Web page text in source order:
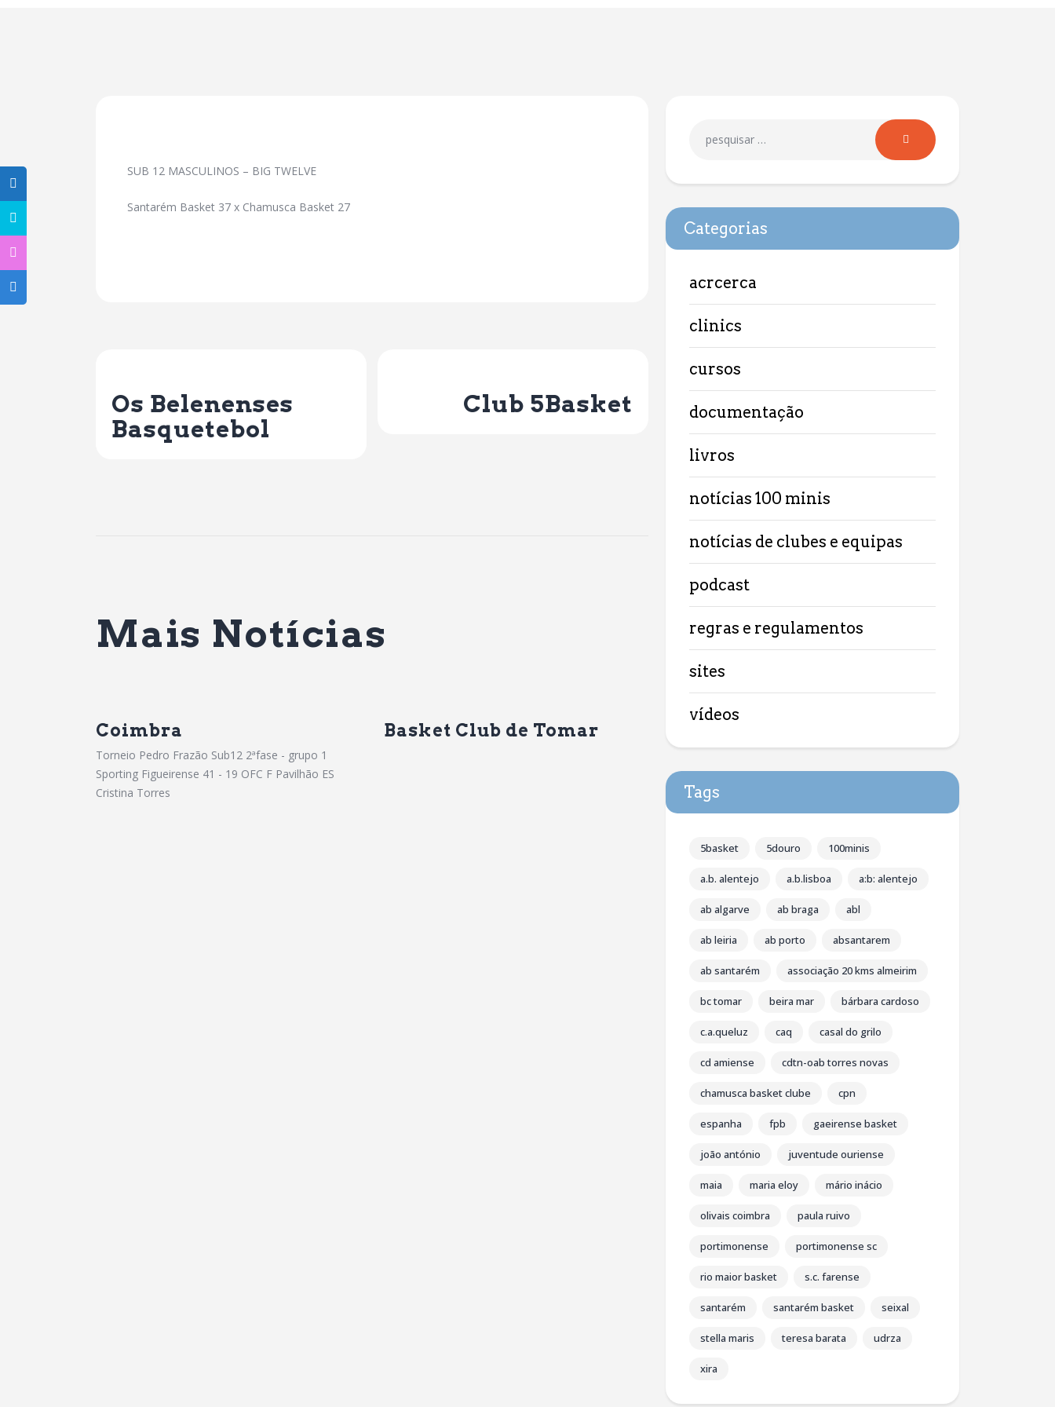
SUB 12 MASCULINOS – BIG TWELVE
Santarém Basket 37 x Chamusca Basket 27
Os Belenenses
Basquetebol
Club 5Basket
Mais Notícias
Coimbra
Torneio Pedro Frazão Sub12 2ªfase - grupo 1
Sporting Figueirense 41 - 19 OFC F Pavilhão ES
Cristina Torres
Basket Club de Tomar
Categorias
acrcerca
clinics
cursos
documentação
livros
notícias 100 minis
notícias de clubes e equipas
podcast
regras e regulamentos
sites
vídeos
Tags
5basket 5douro 100minis
a.b. alentejo a.b.lisboa a:b: alentejo
ab algarve ab braga abl
ab leiria ab porto absantarem
ab santarém associação 20 kms almeirim
bc tomar beira mar bárbara cardoso
c.a.queluz caq casal do grilo
cd amiense cdtn-oab torres novas
chamusca basket clube cpn
espanha fpb gaeirense basket
joão antónio juventude ouriense
maia maria eloy mário inácio
olivais coimbra paula ruivo
portimonense portimonense sc
rio maior basket s.c. farense
santarém santarém basket seixal
stella maris teresa barata udrza
xira